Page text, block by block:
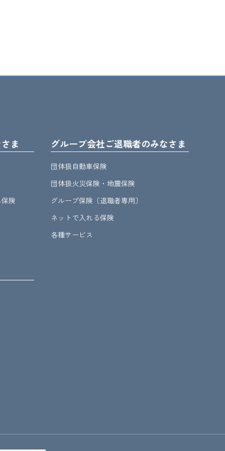
ま
険
グループ会社ご退職者のみなさま
団体扱自動車保険
団体扱火災保険・地震保険
グループ保険〔退職者専用〕
ネットで入れる保険
各種サービス